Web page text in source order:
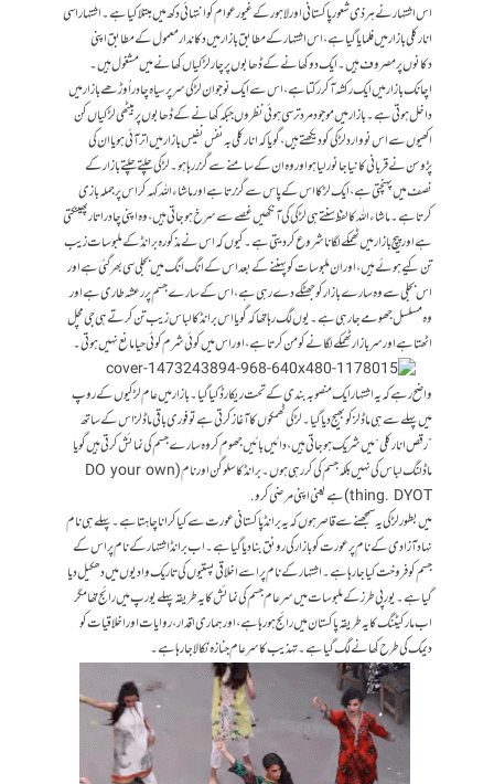
اس اشتہار نے ہر ذی شعور پاکستانی اور لاہور کے غیور عوام کو انتہائی دکھ میں مبتلا کیا ہے۔ اشتہار اسی
انار کلی بازار میں فلمایا گیا ہے، اس اشتہار کے مطابق بازار میں دکاندار معمول کے مطابق اپنی
دکانوں پر مصروف ہیں۔ ایک دو کھانے کے ڈھابوں پر چار لڑکیاں کھانے میں مشغول ہیں۔
اچانک بازار میں ایک رکشہ آ کر رکتا ہے، اس سے ایک نوجوان لڑکی سر پر سیاہ چادر اُوڑھے بازار میں
داخل ہوتی ہے۔ بازار میں موجود مرد ترسی ہوئی نظروں جبکہ کھانے کے ڈھابوں پر بیٹھی لڑکیاں کن
اکھیوں سے اس نو وارد لڑکی کو دیکھتے ہیں، گویا کہ انارکلی بہ نفس نفیس بازار میں اتر آئی ہو یا ان کی
پڑوسن نے قربانی کا نیا جانور لیا ہو اور وہ ان کے سامنے سے گزر رہا ہو۔ لڑکی چلتے چلتے بازار کے
نصف میں پہنچتی ہے، ایک لڑکا اس کے پاس سے گزرتا ہے اور ماشاءاللہ کہہ کر اس پر جملہ بازی
کرتا ہے۔ ماشاءاللہ کا لفظ سنتے ہی لڑکی کی آنکھیں غصے سے سرخ ہو جاتی ہیں، وہ اپنی چادر اتار پھینکتی
ہے اور پیچ بازار میں ٹھمکے لگانا شروع کردیتی ہے۔ کیوں کہ اس نے مذکورہ برانڈ کے ملبوسات زیب
تن کیے ہوئے ہیں، اور ان ملبوسات کو پہننے کے بعد اس کے انگ انگ میں بجلی سی بھر گئی ہے اور
اس بجلی سے وہ سارے بازار کو جھٹکے دے رہی ہے، اس کے سارے جسم پر رعشہ طاری ہے اور
وہ مسلسل جھومے جار ہی ہے۔ یوں لگ رہا تھا کہ گویا اس برانڈ کا لباس زیب تن کرتے ہی جی مچل
اٹھتا ہے اور سر بازار ٹھمکے لگانے کو من کرتا ہے، اور اس میں کوئی شرم کوئی حیا مانع نہیں ہوتی۔
واضح رہے کہ یہ اشتہار ایک منصوبہ بندی کے تحت ریکارڈ کیا گیا۔ بازار میں عام لڑکیوں کے روپ
میں پہلے سے ہی ماڈلز کو بھیج دیا گیا۔ لڑکی ٹھمکوں کا آغاز کرتی ہے تو فوری باقی ماڈلز اس کے ساتھ
”رقص انارکلی“ میں شریک ہو جاتی ہیں، دائیں بائیں جھوم کر وہ سارے جسم کی نمائش کر تی ہیں گویا
ماڈلنگ لباس کی نہیں بلکہ جسم کی کر رہی ہوں۔ برانڈ کا سلوگن اور نام (DO your own
thing. DYOT) ہے یعنی اپنی مرضی کرو.
میں بطور لڑکی یہ سمجھنے سے قاصر ہوں کہ یہ برانڈ پاکستانی عورت سے کیا کرانا چاہتا ہے۔ پہلے ہی نام
نہاد آزادی کے نام پر عورت کو بازار کی رونق بنا دیا گیا ہے۔ اب برانڈ اشتہار کے نام پر اس کے
جسم کو فروخت کیا جا رہا ہے۔ اشتہار کے نام پر اسے اخلاقی پستیوں کی تاریک وادیوں میں دھکیل دیا
گیا ہے۔ یورپی طرز کے ملبوسات میں سر عام جسم کی نمائش کا یہ طریقہ پہلے یورپ میں رائج تھا مگر
اب مارکیٹنگ کا یہ طریقہ پاکستان میں رائج ہو رہا ہے، اور ہماری اقدار، روایات اور اخلاقیات کو
دیمک کی طرح کھانے لگ گیا ہے۔ تہذیب کا سر عام جنازہ نکالا جا رہا ہے۔